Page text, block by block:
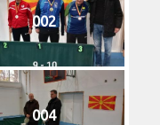
002
004